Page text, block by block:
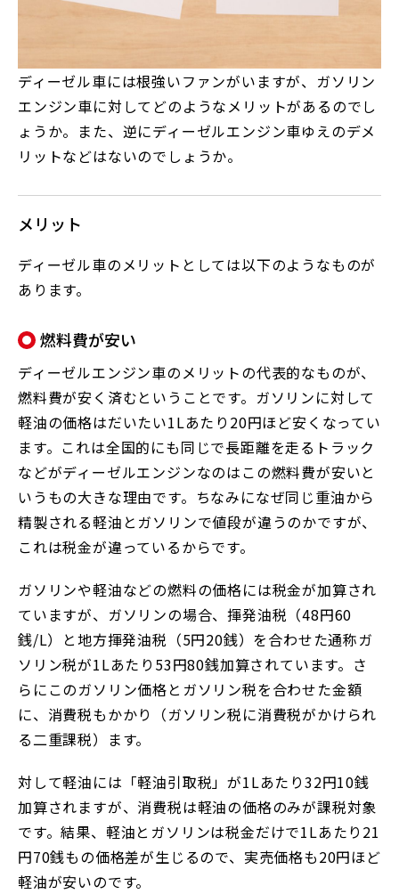
ディーゼル車には根強いファンがいますが、ガソリン
エンジン車に対してどのようなメリットがあるのでし
ょうか。また、逆にディーゼルエンジン車ゆえのデメ
リットなどはないのでしょうか。
メリット
ディーゼル車のメリットとしては以下のようなものが
あります。
燃料費が安い
ディーゼルエンジン車のメリットの代表的なものが、
燃料費が安く済むということです。ガソリンに対して
軽油の価格はだいたい1Lあたり20円ほど安くなってい
ます。これは全国的にも同じで長距離を走るトラック
などがディーゼルエンジンなのはこの燃料費が安いと
いうもの大きな理由です。ちなみになぜ同じ重油から
精製される軽油とガソリンで値段が違うのかですが、
これは税金が違っているからです。
ガソリンや軽油などの燃料の価格には税金が加算され
ていますが、ガソリンの場合、揮発油税（48円60
銭/L）と地方揮発油税（5円20銭）を合わせた通称ガ
ソリン税が1Lあたり53円80銭加算されています。さ
らにこのガソリン価格とガソリン税を合わせた金額
に、消費税もかかり（ガソリン税に消費税がかけられ
る二重課税）ます。
対して軽油には「軽油引取税」が1Lあたり32円10銭
加算されますが、消費税は軽油の価格のみが課税対象
です。結果、軽油とガソリンは税金だけで1Lあたり21
円70銭もの価格差が生じるので、実売価格も20円ほど
軽油が安いのです。